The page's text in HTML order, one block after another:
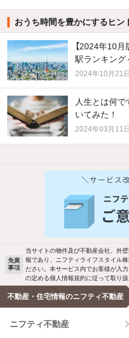
おうち時間を豊かにするヒン
【2024年10
駅ランキング
2024年10月21日
人生とは何
いてみた！
2024年03月11日
他の人はこんな条件で絞り込
バス・トイレ別
駐車場あり
洗濯機置場あり
エアコンあり
温水洗浄便座
免責
事項
当サイトの物件及び不動産会社、外
報であり、ニフティライフスタイル
ださい。本サービス内でお客様が入
の定める個人情報規約に従って取り扱
不動産・住宅情報のニフティ不動産
ニフティ不動産